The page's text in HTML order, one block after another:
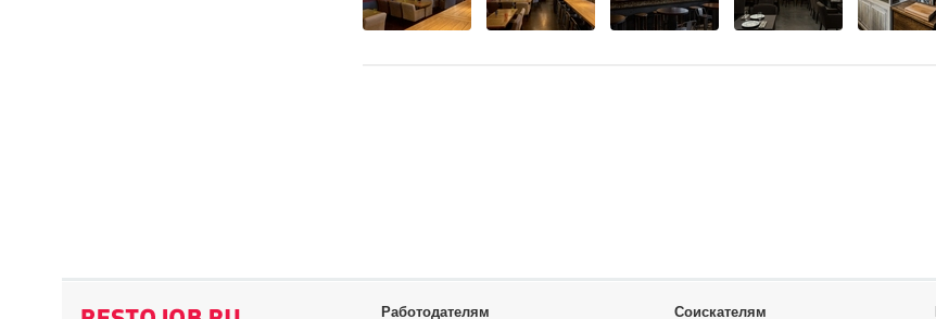
Работодателям Соискателям